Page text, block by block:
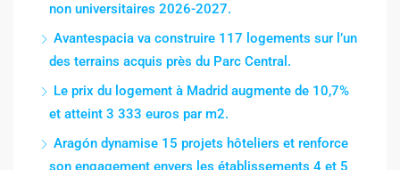
non universitaires 2026-2027.
Avantespacia va construire 117 logements sur l’un
des terrains acquis près du Parc Central.
Le prix du logement à Madrid augmente de 10,7%
et atteint 3 333 euros par m2.
Aragón dynamise 15 projets hôteliers et renforce
son engagement envers les établissements 4 et 5